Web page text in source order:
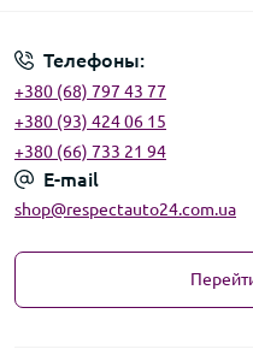
Телефоны:
+380 (68) 797 43 77
+380 (93) 424 06 15
+380 (66) 733 21 94
E-mail
shop@respectauto24.com.ua